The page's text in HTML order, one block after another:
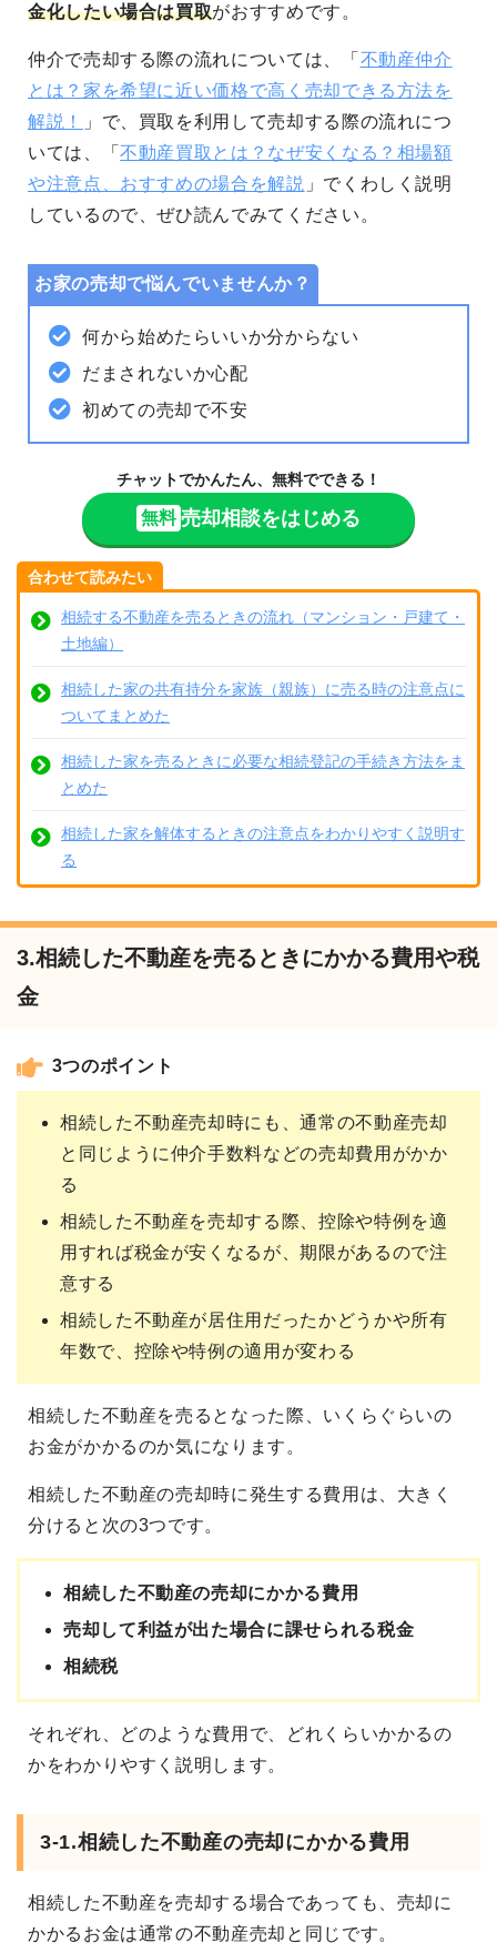
金化したい場合は買取がおすすめです。
仲介で売却する際の流れについては、「 不動産仲介
とは？家を希望に近い価格で高く売却できる方法を
解説！
」で、 買取を利用して売却する際の流れにつ
いては、「不動産買取とは？なぜ安くなる？相場額
や注意点、おすすめの場合を解説 」でくわしく説明
しているので、ぜひ読んでみてください。
お家の売却で悩んでいませんか？
何から始めたらいいか分からない
だまされないか心配
初めての売却で不安
チャットでかんたん、無料でできる！
無料 売却相談をはじめる
合わせて読みたい
相続する不動産を売るときの流れ（マンション・戸建て・
土地編）
相続した家の共有持分を家族（親族）に売る時の注意点に
ついてまとめた
相続した家を売るときに必要な相続登記の手続き方法をま
とめた
相続した家を解体するときの注意点をわかりやすく説明す
る
3.相続した不動産を売るときにかかる費用や税
金
3つのポイント
相続した不動産売却時にも、通常の不動産売却
と同じように仲介手数料などの売却費用がかか
る
相続した不動産を売却する際、控除や特例を適
用すれば税金が安くなるが、期限があるので注
意する
相続した不動産が居住用だったかどうかや所有
年数で、控除や特例の適用が変わる
相続した不動産を売るとなった際、いくらぐらいの
お金がかかるのか気になります。
相続した不動産の売却時に発生する費用は、大きく
分けると次の3つです。
相続した不動産の売却にかかる費用
売却して利益が出た場合に課せられる税金
相続税
それぞれ、どのような費用で、どれくらいかかるの
かをわかりやすく説明します。
3-1.相続した不動産の売却にかかる費用
相続した不動産を売却する場合であっても、売却に
かかるお金は通常の不動産売却と同じです。